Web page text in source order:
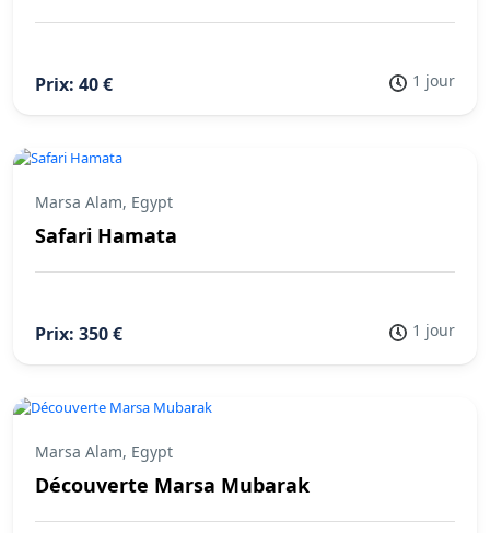
Prix: 40 € 1 jour
Marsa Alam, Egypt
Safari Hamata
Prix: 350 € 1 jour
Marsa Alam, Egypt
Découverte Marsa Mubarak